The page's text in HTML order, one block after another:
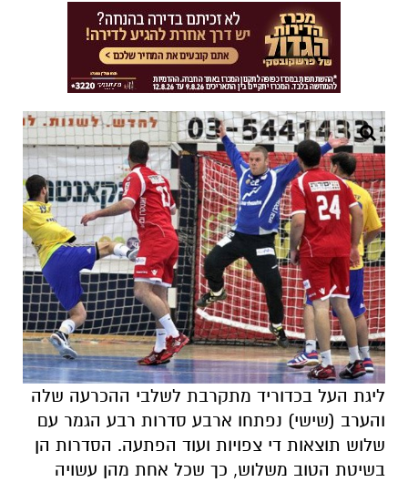
ליגת העל בכדוריד מתקרבת לשלבי ההכרעה שלה
והערב (שישי) נפתחו ארבע סדרות רבע הגמר עם
שלוש תוצאות די צפויות ועוד הפתעה. הסדרות הן
בשיטת הטוב משלוש, כך שכל אחת מהן עשויה